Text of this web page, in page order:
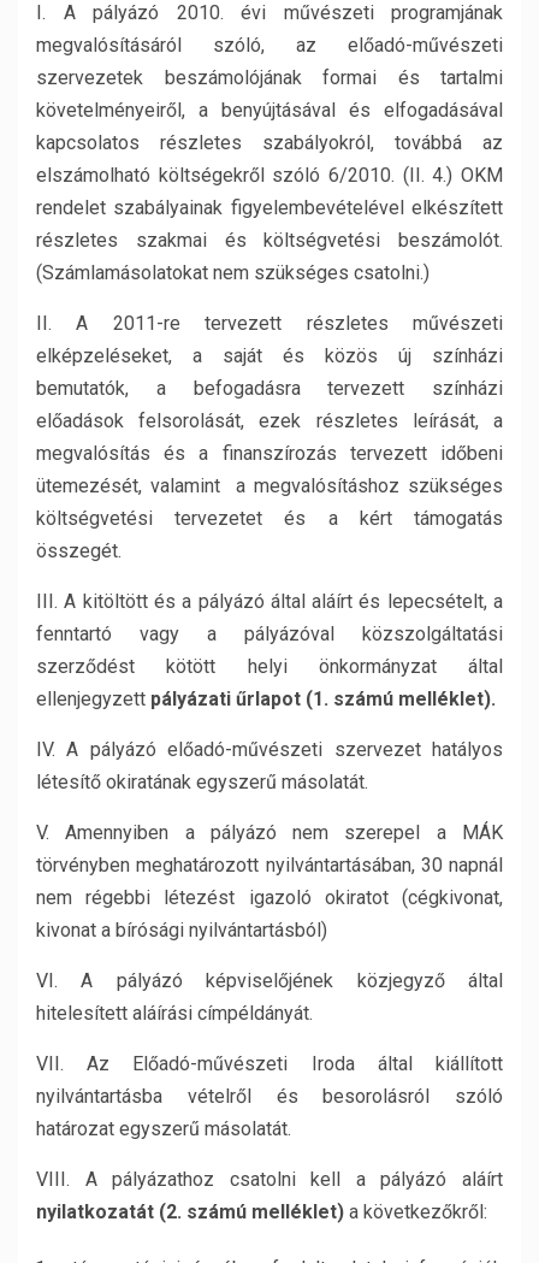
I. A pályázó 2010. évi művészeti programjának
megvalósításáról szóló, az előadó-művészeti
szervezetek beszámolójának formai és tartalmi
követelményeiről, a benyújtásával és elfogadásával
kapcsolatos részletes szabályokról, továbbá az
elszámolható költségekről szóló 6/2010. (II. 4.) OKM
rendelet szabályainak figyelembevételével elkészített
részletes szakmai és költségvetési beszámolót.
(Számlamásolatokat nem szükséges csatolni.)
II. A 2011-re tervezett részletes művészeti
elképzeléseket, a saját és közös új színházi
bemutatók, a befogadásra tervezett színházi
előadások felsorolását, ezek részletes leírását, a
megvalósítás és a finanszírozás tervezett időbeni
ütemezését, valamint a megvalósításhoz szükséges
költségvetési tervezetet és a kért támogatás
összegét.
III. A kitöltött és a pályázó által aláírt és lepecsételt, a
fenntartó vagy a pályázóval közszolgáltatási
szerződést kötött helyi önkormányzat által
ellenjegyzett pályázati űrlapot (1. számú melléklet).
IV. A pályázó előadó-művészeti szervezet hatályos
létesítő okiratának egyszerű másolatát.
V. Amennyiben a pályázó nem szerepel a MÁK
törvényben meghatározott nyilvántartásában, 30 napnál
nem régebbi létezést igazoló okiratot (cégkivonat,
kivonat a bírósági nyilvántartásból)
VI. A pályázó képviselőjének közjegyző által
hitelesített aláírási címpéldányát.
VII. Az Előadó-művészeti Iroda által kiállított
nyilvántartásba vételről és besorolásról szóló
határozat egyszerű másolatát.
VIII. A pályázathoz csatolni kell a pályázó aláírt
nyilatkozatát (2. számú melléklet) a következőkről: